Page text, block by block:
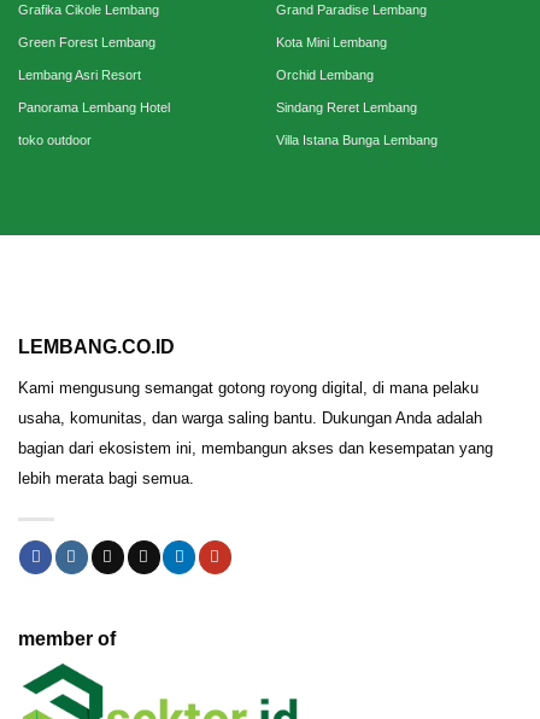
Grafika Cikole Lembang Grand Paradise Lembang
Green Forest Lembang Kota Mini Lembang
Lembang Asri Resort Orchid Lembang
Panorama Lembang Hotel Sindang Reret Lembang
toko outdoor Villa Istana Bunga Lembang
LEMBANG.CO.ID
Kami mengusung semangat gotong royong digital, di mana pelaku
usaha, komunitas, dan warga saling bantu. Dukungan Anda adalah
bagian dari ekosistem ini, membangun akses dan kesempatan yang
lebih merata bagi semua.
member of